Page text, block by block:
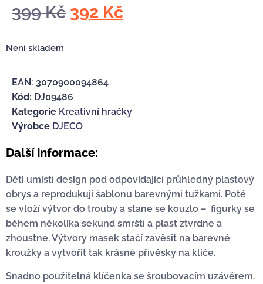
399Kč 392 Kč
Není skladem
EAN: 3070900094864
Kód: DJ09486
Kategorie Kreativní hračky
Výrobce DJECO
Další informace:
Děti umístí design pod odpovídající průhledný plastový
obrys a reprodukují šablonu barevnými tužkami. Poté
se vloží výtvor do trouby a stane se kouzlo – figurky se
během několika sekund smrští a plast ztvrdne a
zhoustne. Výtvory masek stačí zavěsit na barevné
kroužky a vytvořit tak krásné přívěsky na klíče.
Snadno použitelná klíčenka se šroubovacím uzávěrem.